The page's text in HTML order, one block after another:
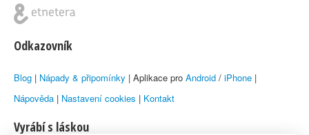
Odkazovník
Blog | Nápady & připomínky | Aplikace pro Android / iPhone |
Nápověda | Nastavení cookies | Kontakt
Vyrábí s láskou